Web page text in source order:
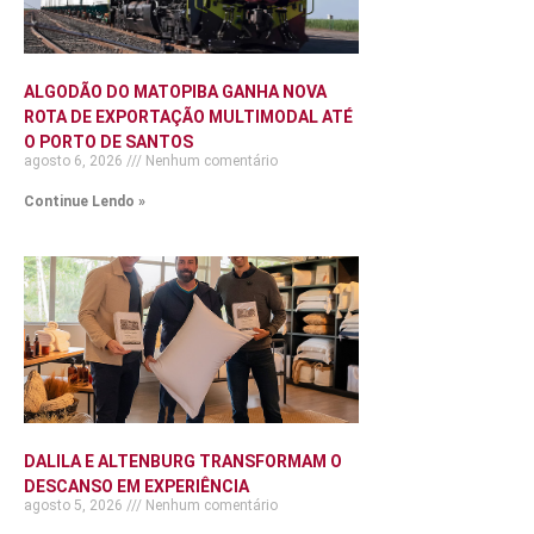
ALGODÃO DO MATOPIBA GANHA NOVA
ROTA DE EXPORTAÇÃO MULTIMODAL ATÉ
O PORTO DE SANTOS
agosto 6, 2026 Nenhum comentário
Continue Lendo »
DALILA E ALTENBURG TRANSFORMAM O
DESCANSO EM EXPERIÊNCIA
agosto 5, 2026 Nenhum comentário